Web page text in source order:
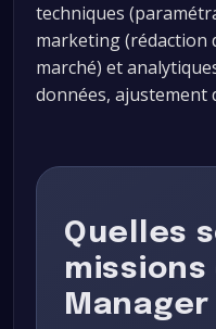
techniques
marketing (rédaction
marché) et
données, ajustement
Quelles
missions
Manager